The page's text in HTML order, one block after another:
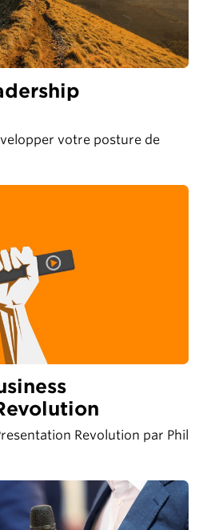
votre posture de
Revolution par Phil